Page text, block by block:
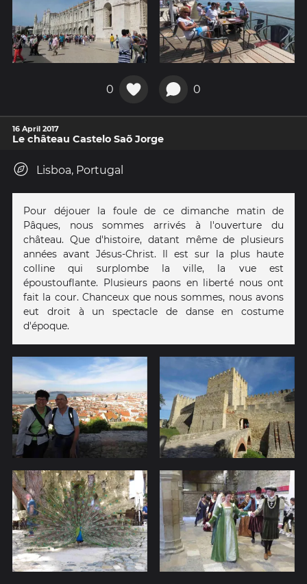
0 0
16 April 2017
Le château Castelo Saõ Jorge
Lisboa, Portugal
Pour déjouer la foule de ce dimanche matin de
Pâques, nous sommes arrivés à l'ouverture du
château. Que d'histoire, datant même de plusieurs
années avant Jésus-Christ. Il est sur la plus haute
colline qui surplombe la ville, la vue est
époustouflante. Plusieurs paons en liberté nous ont
fait la cour. Chanceux que nous sommes, nous avons
eut droit à un spectacle de danse en costume
d'époque.